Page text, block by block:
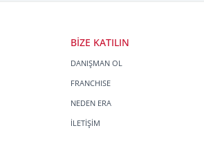
BİZE KATILIN
DANIŞMAN OL
FRANCHISE
NEDEN ERA
İLETİŞİM